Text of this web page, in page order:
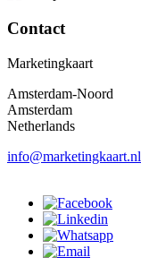
Contact
Marketingkaart
Amsterdam-Noord
Amsterdam
Netherlands
info@marketingkaart.nl